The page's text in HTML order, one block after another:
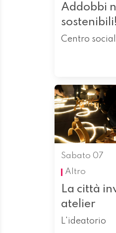
Addobbi
sostenibili!
Centro
Sabato 07
Altro
La città
atelier
L'ideatorio